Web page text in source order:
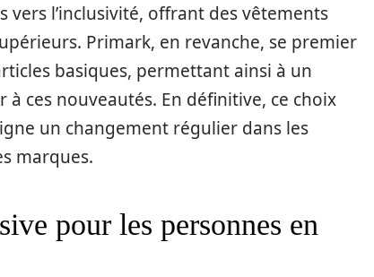
vers l’inclusivité, offrant des vêtements
Primark, en revanche, se premier
basiques, permettant ainsi à un
ces nouveautés. En définitive, ce choix
un changement régulier dans les
marques.
pour les personnes en